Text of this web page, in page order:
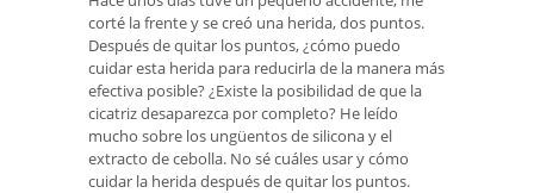
corté la frente y se creó una herida, dos puntos.
Después de quitar los puntos, ¿cómo puedo
cuidar esta herida para reducirla de la manera más
efectiva posible? ¿Existe la posibilidad de que la
cicatriz desaparezca por completo? He leído
mucho sobre los ungüentos de silicona y el
extracto de cebolla. No sé cuáles usar y cómo
cuidar la herida después de quitar los puntos.